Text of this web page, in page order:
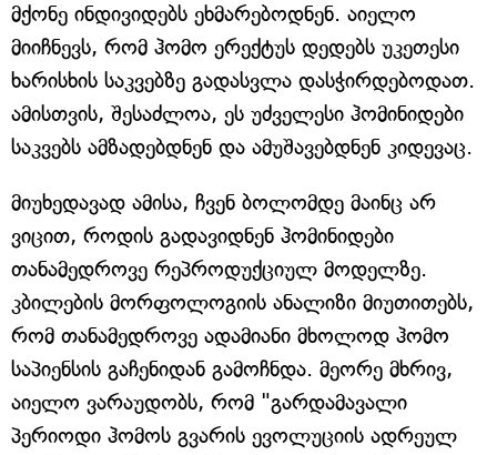
მქონე ინდივიდებს ეხმარებოდნენ. აიელო
მიიჩნევს, რომ ჰომო ერექტუს დედებს უკეთესი
ხარისხის საკვებზე გადასვლა დასჭირდებოდათ.
ამისთვის, შესაძლოა, ეს უძველესი ჰომინიდები
საკვებს ამზადებდნენ და ამუშავებდნენ კიდევაც.
მიუხედავად ამისა, ჩვენ ბოლომდე მაინც არ
ვიცით, როდის გადავიდნენ ჰომინიდები
თანამედროვე რეპროდუქციულ მოდელზე.
კბილების მორფოლოგიის ანალიზი მიუთითებს,
რომ თანამედროვე ადამიანი მხოლოდ ჰომო
საპიენსის გაჩენიდან გამოჩნდა. მეორე მხრივ,
აიელო ვარაუდობს, რომ "გარდამავალი
პერიოდი ჰომოს გვარის ევოლუციის ადრეულ